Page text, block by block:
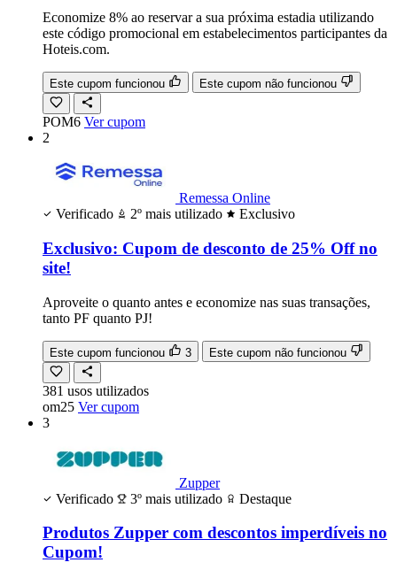
Economize 8% ao reservar a sua próxima estadia utilizando
este código promocional em estabelecimentos participantes da
Hoteis.com.
Este cupom funcionou Este cupom não funcionou
POM6 Ver cupom
2
Remessa Online
Verificado
2º mais utilizado Exclusivo
Exclusivo: Cupom de desconto de 25% Off no
site!
Aproveite o quanto antes e economize nas suas transações,
tanto PF quanto PJ!
Este cupom funcionou 3 Este cupom não funcionou
381 usos utilizados
om25 Ver cupom
3
Zupper
Verificado
3º mais utilizado Destaque
Produtos Zupper com descontos imperdíveis no
Cupom!